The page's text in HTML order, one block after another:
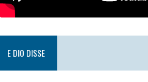
E DIO DISSE